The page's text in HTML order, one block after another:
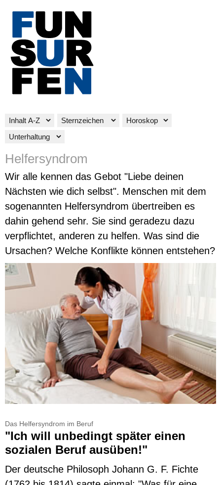
Helfersyndrom
Wir alle kennen das Gebot "Liebe deinen
Nächsten wie dich selbst". Menschen mit dem
sogenannten Helfersyndrom übertreiben es
dahin gehend sehr. Sie sind geradezu dazu
verpflichtet, anderen zu helfen. Was sind die
Ursachen? Welche Konflikte können entstehen?
Das Helfersyndrom im Beruf
"Ich will unbedingt später einen
sozialen Beruf ausüben!"
Der deutsche Philosoph Johann G. F. Fichte